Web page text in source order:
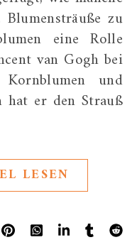
zu
eine Rolle
van Gogh bei
und
hat er den Strauß
LESEN